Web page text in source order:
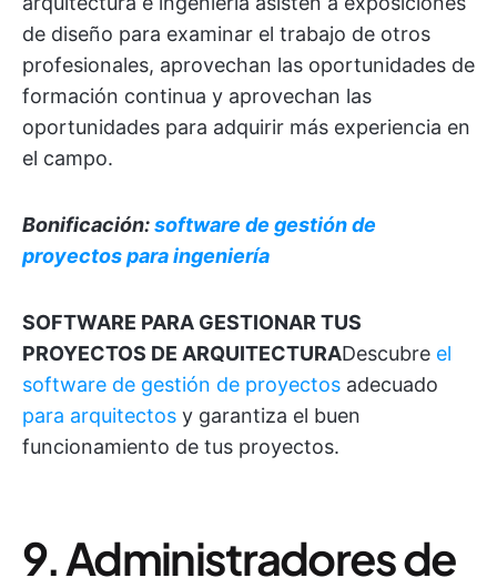
de diseño para examinar el trabajo de otros
profesionales, aprovechan las oportunidades de
formación continua y aprovechan las
oportunidades para adquirir más experiencia en
el campo.
Bonificación:software de gestión de
proyectos para ingeniería
SOFTWARE PARA GESTIONAR TUS
PROYECTOS DE ARQUITECTURADescubre el
software de gestión de proyectos adecuado
para arquitectos y garantiza el buen
funcionamiento de tus proyectos.
9. Administradores de